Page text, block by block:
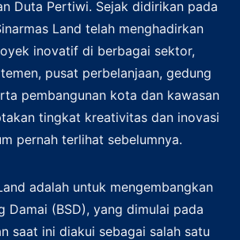
Duta Pertiwi. Sejak didirikan pada
Land telah menghadirkan
inovatif di berbagai sektor,
pusat perbelanjaan, gedung
pembangunan kota dan kawasan
tingkat kreativitas dan inovasi
pernah terlihat sebelumnya.
adalah untuk mengembangkan
Damai (BSD), yang dimulai pada
saat ini diakui sebagai salah satu